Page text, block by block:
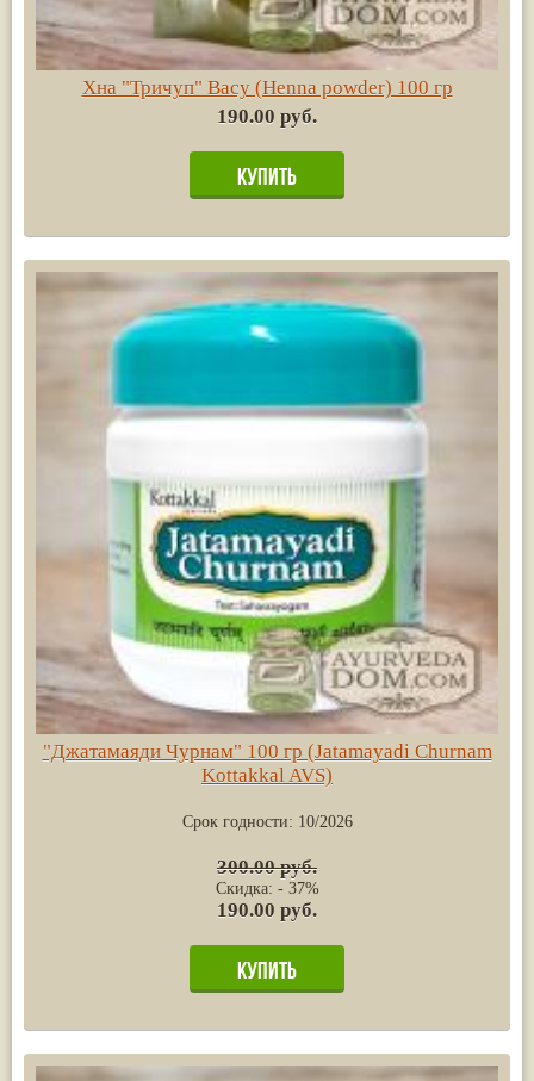
Хна "Тричуп" Васу (Henna powder) 100 гр
190.00 руб.
"Джатамаяди Чурнам" 100 гр (Jatamayadi Churnam
Kottakkal AVS)
Срок годности: 10/2026
300.00 руб.
Скидка: - 37%
190.00 руб.